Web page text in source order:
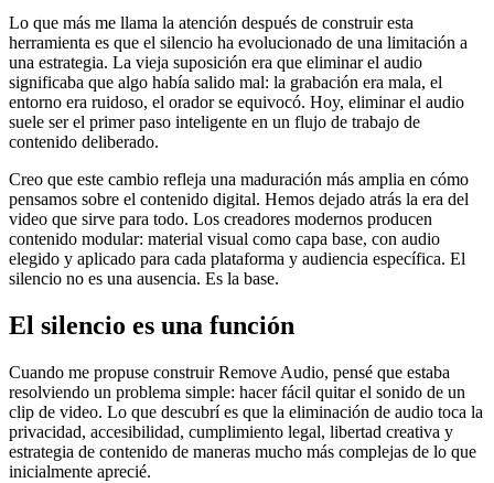
Lo que más me llama la atención después de construir esta
herramienta es que el silencio ha evolucionado de una limitación a
una estrategia. La vieja suposición era que eliminar el audio
significaba que algo había salido mal: la grabación era mala, el
entorno era ruidoso, el orador se equivocó. Hoy, eliminar el audio
suele ser el primer paso inteligente en un flujo de trabajo de
contenido deliberado.
Creo que este cambio refleja una maduración más amplia en cómo
pensamos sobre el contenido digital. Hemos dejado atrás la era del
video que sirve para todo. Los creadores modernos producen
contenido modular: material visual como capa base, con audio
elegido y aplicado para cada plataforma y audiencia específica. El
silencio no es una ausencia. Es la base.
El silencio es una función
Cuando me propuse construir Remove Audio, pensé que estaba
resolviendo un problema simple: hacer fácil quitar el sonido de un
clip de video. Lo que descubrí es que la eliminación de audio toca la
privacidad, accesibilidad, cumplimiento legal, libertad creativa y
estrategia de contenido de maneras mucho más complejas de lo que
inicialmente aprecié.